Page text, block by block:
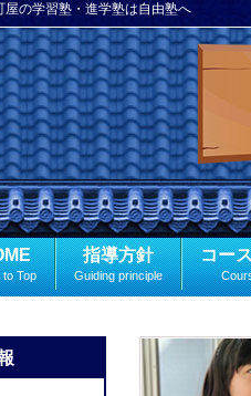
の学習塾・進学塾は自由塾へ
Top
指導方針
Guiding principle
コー